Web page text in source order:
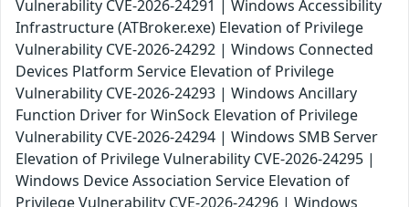
Vulnerability CVE-2026-24291 | Windows Accessibility
Infrastructure (ATBroker.exe) Elevation of Privilege
Vulnerability CVE-2026-24292 | Windows Connected
Devices Platform Service Elevation of Privilege
Vulnerability CVE-2026-24293 | Windows Ancillary
Function Driver for WinSock Elevation of Privilege
Vulnerability CVE-2026-24294 | Windows SMB Server
Elevation of Privilege Vulnerability CVE-2026-24295 |
Windows Device Association Service Elevation of
Privilege Vulnerability CVE-2026-24296 | Windows